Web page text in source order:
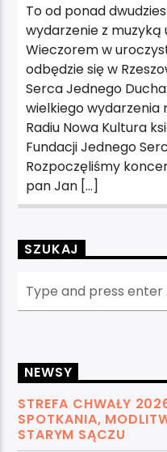
To od ponad
wydarzenie z muzyką
Wieczorem w
odbędzie się w
Serca Jednego
wielkiego wydarzenia
Radiu Nowa Kultura
Fundacji Jednego
Rozpoczęliśmy
pan Jan […]
SZUKAJ
NEWSY
STREFA CHWAŁY
SPOTKANIA,
STARYM SĄCZU